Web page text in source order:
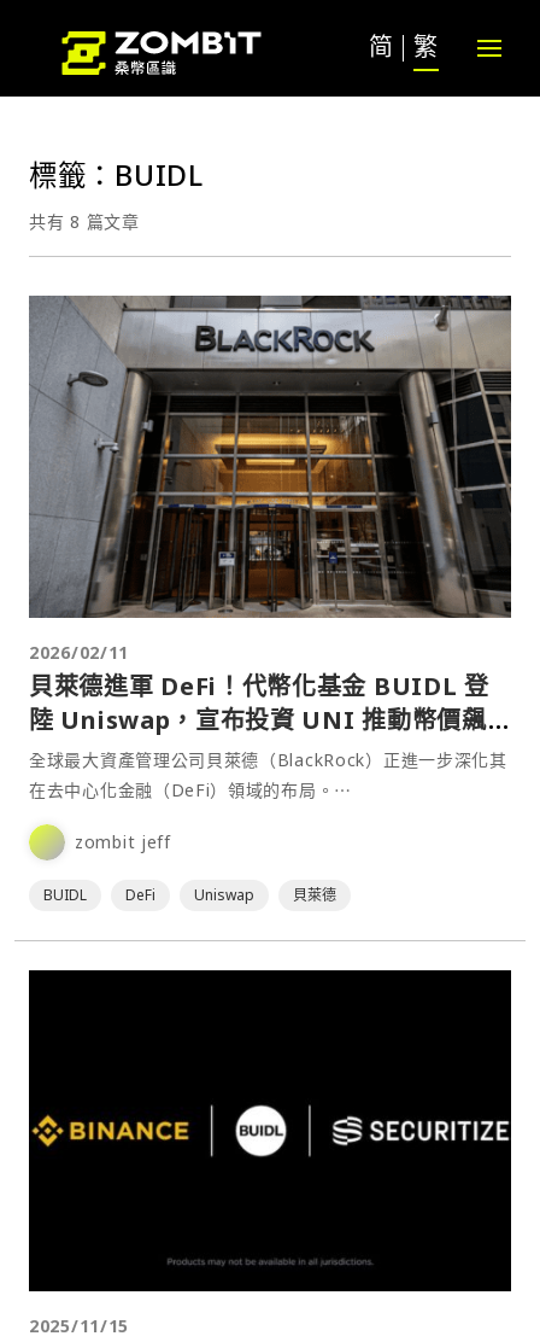
简 繁
標籤：BUIDL
共有 8 篇文章
2026/02/11
貝萊德進軍 DeFi！代幣化基金 BUIDL 登
陸 Uniswap，宣布投資 UNI 推動幣價飆
升
全球最大資產管理公司貝萊德（BlackRock）正進一步深化其
在去中心化金融（DeFi）領域的布局。⋯
zombit jeff
BUIDL DeFi Uniswap 貝萊德
2025/11/15